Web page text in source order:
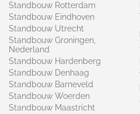
Standbouw Rotterdam
Standbouw Eindhoven
Standbouw Utrecht
Standbouw Groningen,
Nederland
Standbouw Hardenberg
Standbouw Denhaag
Standbouw Barneveld
Standbouw Woerden
Standbouw Maastricht